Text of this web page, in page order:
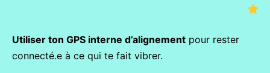
Utiliser ton GPS interne d’alignement pour rester
connecté.e à ce qui te fait vibrer.